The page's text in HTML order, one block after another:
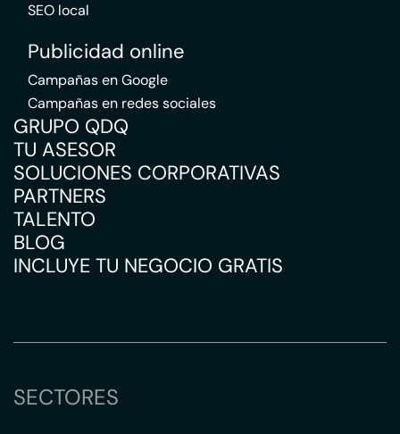
SEO local
Publicidad online
Campañas en Google
Campañas en redes sociales
GRUPO QDQ
TU ASESOR
SOLUCIONES CORPORATIVAS
PARTNERS
TALENTO
BLOG
INCLUYE TU NEGOCIO GRATIS
SECTORES